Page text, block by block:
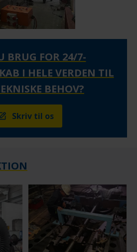
BRUG FOR 24/7-
I HELE VERDEN TIL
BEHOV?
Skriv til os